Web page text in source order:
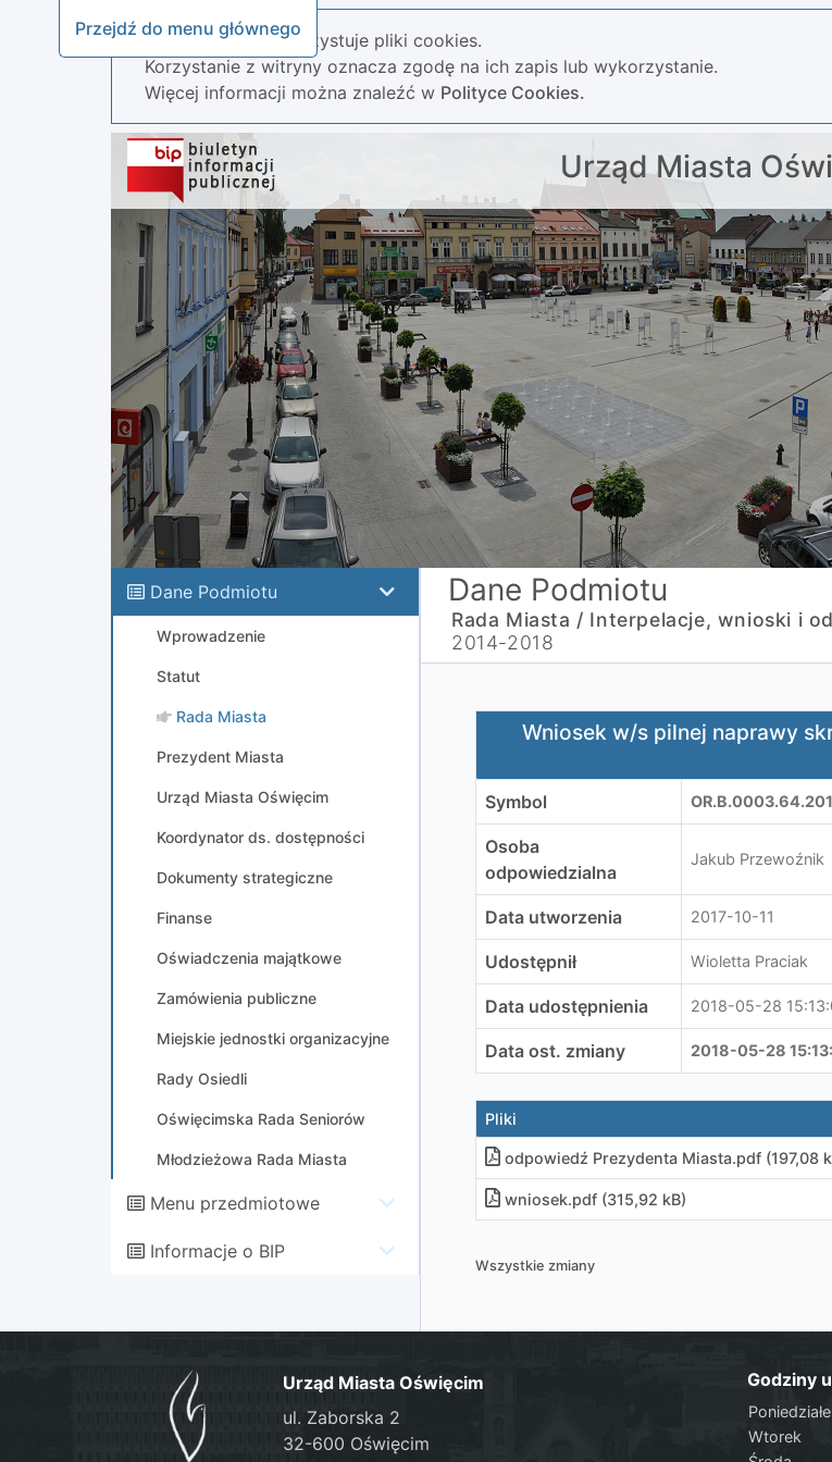
Przejdź do menu głównego
Nasza strona wykorzystuje pliki cookies.
Korzystanie z witryny oznacza zgodę na ich zapis lub wykorzystanie.
Więcej informacji można znaleźć w Polityce Cookies.
Urząd Miasta
Dane Podmiotu
Wprowadzenie
Statut
Rada Miasta
Prezydent Miasta
Urząd Miasta Oświęcim
Koordynator ds. dostępności
Dokumenty strategiczne
Finanse
Oświadczenia majątkowe
Zamówienia publiczne
Miejskie jednostki organizacyjne
Rady Osiedli
Oświęcimska Rada Seniorów
Młodzieżowa Rada Miasta
Menu przedmiotowe
Informacje o BIP
Dane Podmiotu
Rada Miasta / Interpelacje, wnioski i
2014-2018
Wniosek w/s pilnej naprawy skrzyżowań
Wniosek w/s pilnej naprawy
Symbol
Osoba
odpowiedzialna
Jakub Przewoźnik
Data utworzenia 2017-10-11
Udostępnił Wioletta Praciak
Data udostępnienia 2018-05-28
Data ost. zmiany 2018-05-28
Pliki
odpowiedź Prezydenta Miasta.pdf (197,08
wniosek.pdf (315,92 kB)
Wszystkie zmiany
Urząd Miasta Oświęcim
ul. Zaborska 2
32-600 Oświęcim
Godziny
Wtorek